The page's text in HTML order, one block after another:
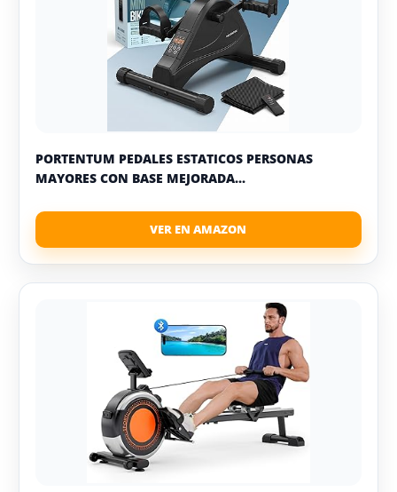
PORTENTUM PEDALES ESTATICOS PERSONAS
MAYORES CON BASE MEJORADA...